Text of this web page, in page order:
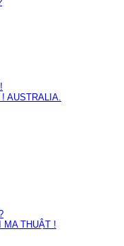
AUSTRALIA.
MA THUẬT !